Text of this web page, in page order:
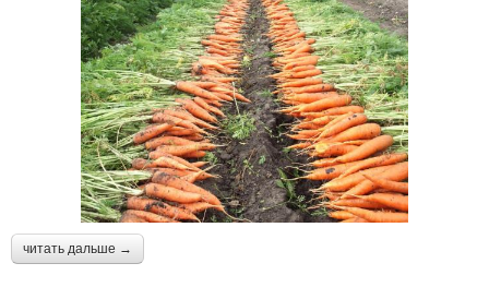
читать дальше →